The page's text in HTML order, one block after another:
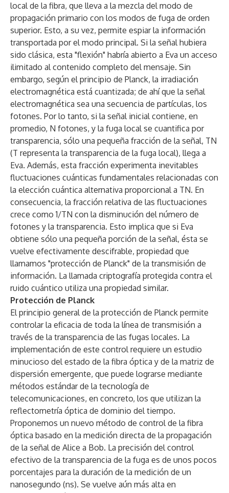
local de la fibra, que lleva a la mezcla del modo de
propagación primario con los modos de fuga de orden
superior. Esto, a su vez, permite espiar la información
transportada por el modo principal. Si la señal hubiera
sido clásica, esta "flexión" habría abierto a Eva un acceso
ilimitado al contenido completo del mensaje. Sin
embargo, según el principio de Planck, la irradiación
electromagnética está cuantizada; de ahí que la señal
electromagnética sea una secuencia de partículas, los
fotones. Por lo tanto, si la señal inicial contiene, en
promedio, N fotones, y la fuga local se cuantifica por
transparencia, sólo una pequeña fracción de la señal, TN
(T representa la transparencia de la fuga local), llega a
Eva. Además, esta fracción experimenta inevitables
fluctuaciones cuánticas fundamentales relacionadas con
la elección cuántica alternativa proporcional a TN. En
consecuencia, la fracción relativa de las fluctuaciones
crece como 1/TN con la disminución del número de
fotones y la transparencia. Esto implica que si Eva
obtiene sólo una pequeña porción de la señal, ésta se
vuelve efectivamente descifrable, propiedad que
llamamos "protección de Planck" de la transmisión de
información. La llamada criptografía protegida contra el
ruido cuántico utiliza una propiedad similar.
Protección de Planck
El principio general de la protección de Planck permite
controlar la eficacia de toda la línea de transmisión a
través de la transparencia de las fugas locales. La
implementación de este control requiere un estudio
minucioso del estado de la fibra óptica y de la matriz de
dispersión emergente, que puede lograrse mediante
métodos estándar de la tecnología de
telecomunicaciones, en concreto, los que utilizan la
reflectometría óptica de dominio del tiempo.
Proponemos un nuevo método de control de la fibra
óptica basado en la medición directa de la propagación
de la señal de Alice a Bob. La precisión del control
efectivo de la transparencia de la fuga es de unos pocos
porcentajes para la duración de la medición de un
nanosegundo (ns). Se vuelve aún más alta en